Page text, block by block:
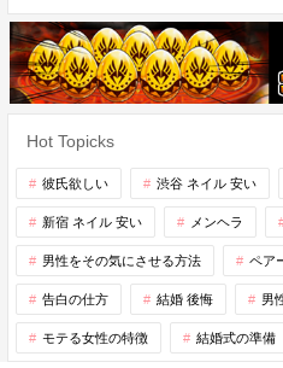
Hot Topicks
彼氏欲しい 渋谷 ネイル 安い
新宿 ネイル 安い メンヘラ
男性をその気にさせる方法 ペア
告白の仕方 結婚 後悔 男
モテる女性の特徴 結婚式の準備